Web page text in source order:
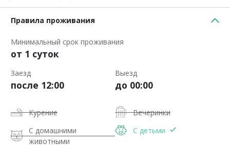
Правила проживания
Минимальный срок проживания
от 1 суток
Заезд
после 12:00
Выезд
до 00:00
Курение
Вечеринки
С домашними
животными
С детьми